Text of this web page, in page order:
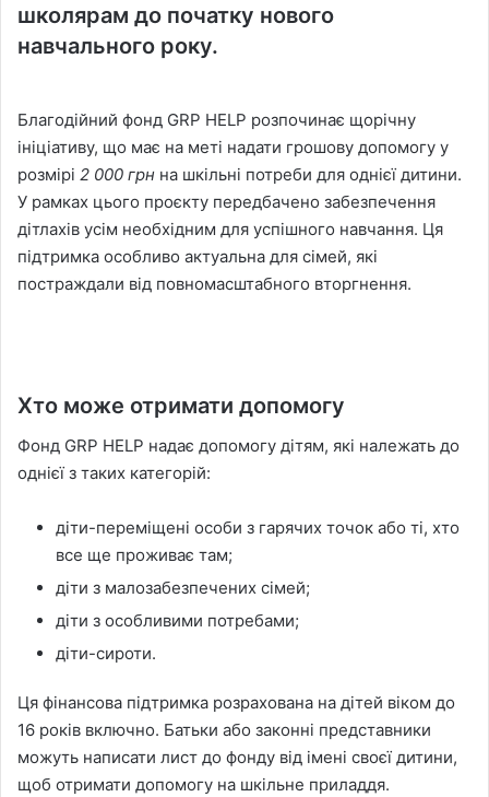
школярам до початку нового
навчального року.
Благодійний фонд GRP HELP розпочинає щорічну
ініціативу, що має на меті надати грошову допомогу у
розмірі 2 000 грн на шкільні потреби для однієї дитини.
У рамках цього проєкту передбачено забезпечення
дітлахів усім необхідним для успішного навчання. Ця
підтримка особливо актуальна для сімей, які
постраждали від повномасштабного вторгнення.
Хто може отримати допомогу
Фонд GRP HELP надає допомогу дітям, які належать до
однієї з таких категорій:
діти-переміщені особи з гарячих точок або ті, хто
все ще проживає там;
діти з малозабезпечених сімей;
діти з особливими потребами;
діти-сироти.
Ця фінансова підтримка розрахована на дітей віком до
16 років включно. Батьки або законні представники
можуть написати лист до фонду від імені своєї дитини,
щоб отримати допомогу на шкільне приладдя.